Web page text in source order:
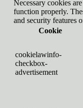
Necessary cookies
function properly.
and security features
Cookie
cookielawinfo-
checkbox-
advertisement